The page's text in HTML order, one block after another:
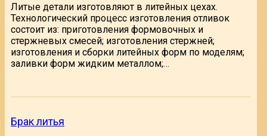
Литые детали изготовляют в литейных цехах.
Технологический процесс изготовления отливок
состоит из: приготовления формовочных и
стержневых смесей; изготовления стержней;
изготовления и сборки литейных форм по моделям;
заливки форм жидким металлом;…
Брак литья